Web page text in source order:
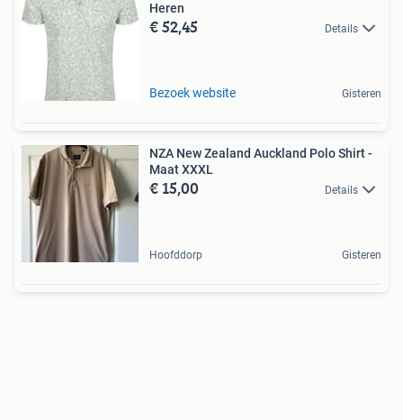
Heren
€ 52,45 Details
Bezoek website Gisteren
NZA New Zealand Auckland Polo Shirt -
Maat XXXL
€ 15,00 Details
Hoofddorp Gisteren